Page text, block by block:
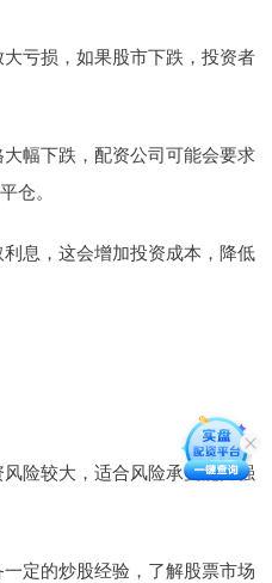
亏损，如果股市下跌，投资者
幅下跌，配资公司可能会要求
仓。
息，这会增加投资成本，降低
险较大，适合风险承受能力强
定的炒股经验，了解股票市场